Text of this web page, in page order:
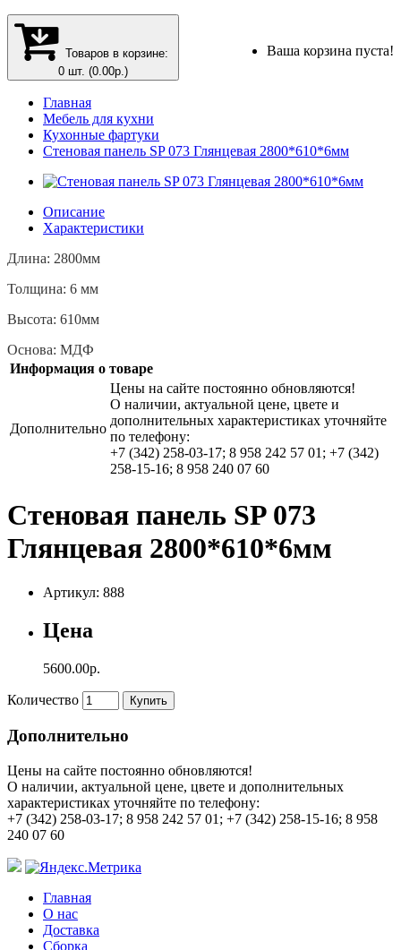
Товаров в корзине:
0 шт. (0.00р.)
Ваша корзина пуста!
Главная
Мебель для кухни
Кухонные фартуки
Стеновая панель SP 073 Глянцевая 2800*610*6мм
Описание
Характеристики
Длина: 2800мм
Толщина: 6 мм
Высота: 610мм
Основа: МДФ
Информация о товаре
Дополнительно
Цены на сайте постоянно обновляются!
О наличии, актуальной цене, цвете и
дополнительных характеристиках уточняйте
по телефону:
+7 (342) 258-03-17; 8 958 242 57 01; +7 (342)
258-15-16; 8 958 240 07 60
Стеновая панель SP 073
Глянцевая 2800*610*6мм
Артикул: 888
Цена
5600.00р.
Количество Купить
Дополнительно
Цены на сайте постоянно обновляются!
О наличии, актуальной цене, цвете и дополнительных
характеристиках уточняйте по телефону:
+7 (342) 258-03-17; 8 958 242 57 01; +7 (342) 258-15-16; 8 958
240 07 60
Главная
О нас
Доставка
Сборка